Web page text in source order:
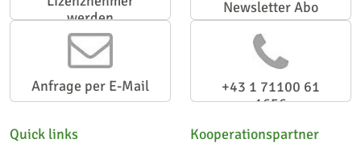
werden
Newsletter Abo
Anfrage per E-Mail
+43 1 71100 61
1656
Quick links
Kooperationspartner